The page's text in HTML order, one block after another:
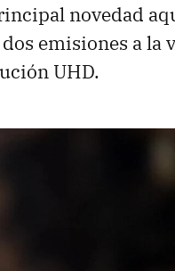
novedad
emisiones a la
UHD.